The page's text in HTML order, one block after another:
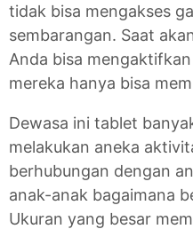
tidak bisa mengakses
sembarangan. Saat
Anda bisa
mereka hanya bisa
Dewasa ini tablet
melakukan aneka
berhubungan dengan
anak-anak bagaimana
Ukuran yang besar